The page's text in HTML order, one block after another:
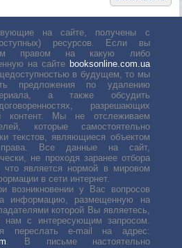
на сайте, получены с
ресурсов. Если вы
правом на какую либо
на сайте booksonline.com.ua
в будущем, то мы
предложения по удалению
а также обсудить
разрешающих
контент. Мы не отслеживаем
которые самостоятельно
текстов, являющиеся объектом
права. Все данные на сайт,
не проходя заранее отбора
является нормой в мировом
в сети интернет.
возникновении у Вас вопросов
информацию, размещенную на
которой Вы являетесь,
нам с интересующим запросом.
переслать е-mail на адрес:
. В письме настоятельно